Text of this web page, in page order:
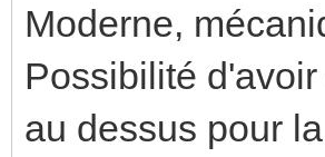
Moderne,
Possibilité
au dessus pour